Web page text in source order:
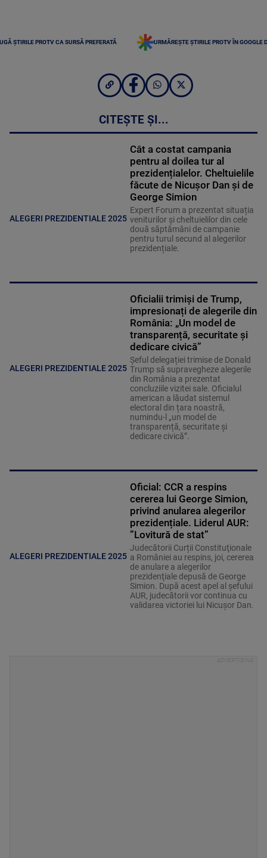
ȘTIRILE PROTV CA SURSĂ PREFERATĂ URMĂREȘTE ȘTIRILE PROTV ÎN GOOGLE
CITEȘTE ȘI...
ALEGERI PREZIDENTIALE 2025
Cât a costat campania
pentru al doilea tur al
prezidențialelor. Cheltuielile
făcute de Nicușor Dan și de
George Simion
Expert Forum a prezentat situația
veniturilor și cheltuielilor din cele
două săptămâni de campanie
pentru turul secund al alegerilor
prezidențiale.
ALEGERI PREZIDENTIALE 2025
Oficialii trimiși de Trump,
impresionați de alegerile din
România: „Un model de
transparență, securitate și
dedicare civică”
Șeful delegației trimise de Donald
Trump să supravegheze alegerile
din România a prezentat
concluziile vizitei sale. Oficialul
american a lăudat sistemul
electoral din țara noastră,
numindu-l „un model de
transparență, securitate și
dedicare civică”.
ALEGERI PREZIDENTIALE 2025
Oficial: CCR a respins
cererea lui George Simion,
privind anularea alegerilor
prezidențiale. Liderul AUR:
”Lovitură de stat”
Judecătorii Curții Constituţionale
a României au respins, joi, cererea
de anulare a alegerilor
prezidenţiale depusă de George
Simion. După acest apel al șefului
AUR, judecătorii vor continua cu
validarea victoriei lui Nicușor Dan.